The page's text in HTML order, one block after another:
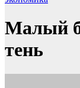
Малый
тень